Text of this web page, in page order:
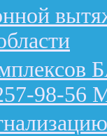
98-56